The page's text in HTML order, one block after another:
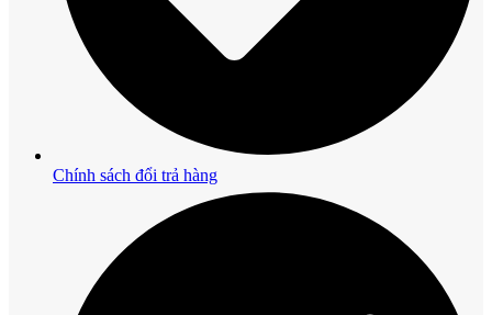
Chính sách đổi trả hàng